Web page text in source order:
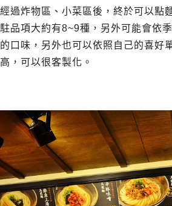
經過炸物區、小菜區後，終於可以點
駐品項大約有8~9種，另外可能會依
的口味，另外也可以依照自己的喜好
高，可以很客製化。